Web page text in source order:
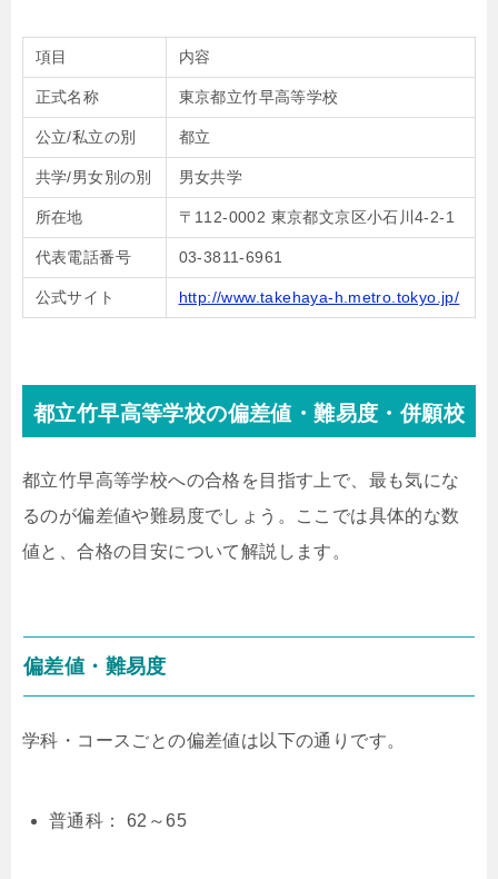
項目 内容
正式名称 東京都立竹早高等学校
公立/私立の別 都立
共学/男女別の別 男女共学
所在地 〒112-0002 東京都文京区小石川4-2-1
代表電話番号 03-3811-6961
公式サイト http://www.takehaya-h.metro.tokyo.jp/
都立竹早高等学校の偏差値・難易度・併願校
都立竹早高等学校への合格を目指す上で、最も気にな
るのが偏差値や難易度でしょう。ここでは具体的な数
値と、合格の目安について解説します。
偏差値・難易度
学科・コースごとの偏差値は以下の通りです。
普通科： 62～65